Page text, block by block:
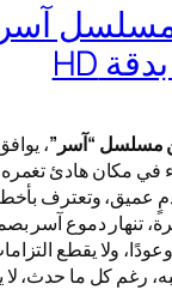
آسر
،
في مكان هادئ تغمره
عميق، وتعترف
تنهار دموع آسر
وعودًا، ولا يقطع
رغم كل ما حدث، لا